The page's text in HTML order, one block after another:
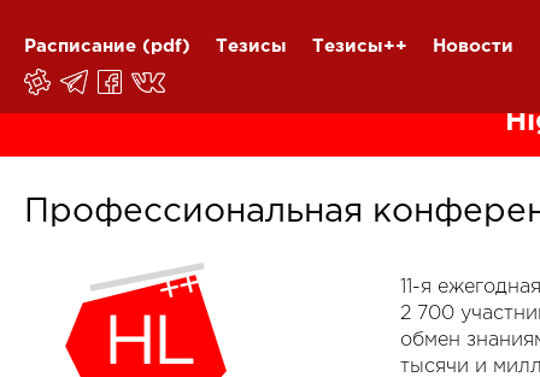
Расписание (pdf) Тезисы Тезисы++ Новости
Профессиональная
11-я
2 700
обмен
тысячи и